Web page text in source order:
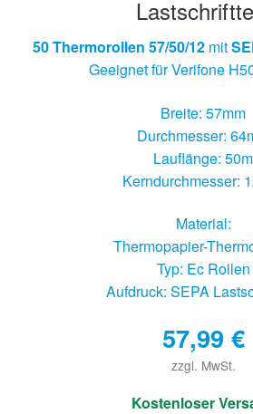
50 Thermorollen 57/50/12 mit
Geeignet für Verifone
Breite: 57mm
Durchmesser:
Lauflänge: 50m
Kerndurchmesser:
Material:
Thermopapier-
Typ: Ec Rollen
Aufdruck: SEPA
57,99 €
zzgl. MwSt.
€
Kostenloser